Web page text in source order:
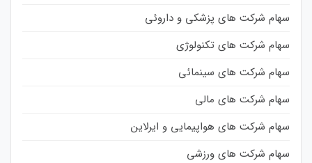
سهام شرکت های پزشکی و داروئی
سهام شرکت های تکنولوژی
سهام شرکت های سینمائی
سهام شرکت های مالی
سهام شرکت های هواپیمایی و ایرلاین
سهام شرکت های ورزشی